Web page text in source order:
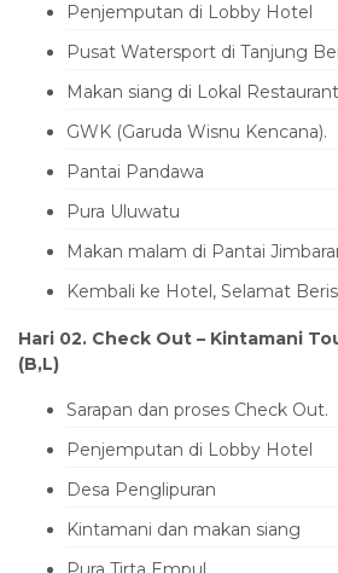
Penjemputan di Lobby Hotel
Pusat Watersport di Tanjung
Makan siang di Lokal
GWK (Garuda Wisnu Kencana).
Pantai Pandawa
Pura Uluwatu
Makan malam di Pantai
Kembali ke Hotel, Selamat
Hari 02. Check Out – Kintamani
(B,L)
Sarapan dan proses Check Out.
Penjemputan di Lobby Hotel
Desa Penglipuran
Kintamani dan makan siang